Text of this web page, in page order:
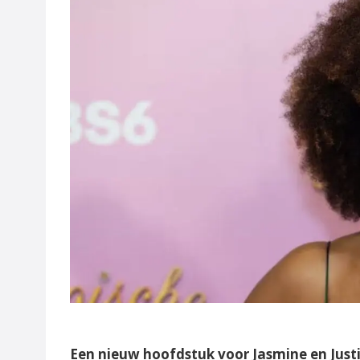
Een nieuw hoofdstuk voor Jasmine en